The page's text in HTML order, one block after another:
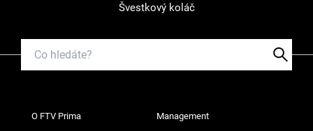
Švestkový koláč
O FTV Prima Management